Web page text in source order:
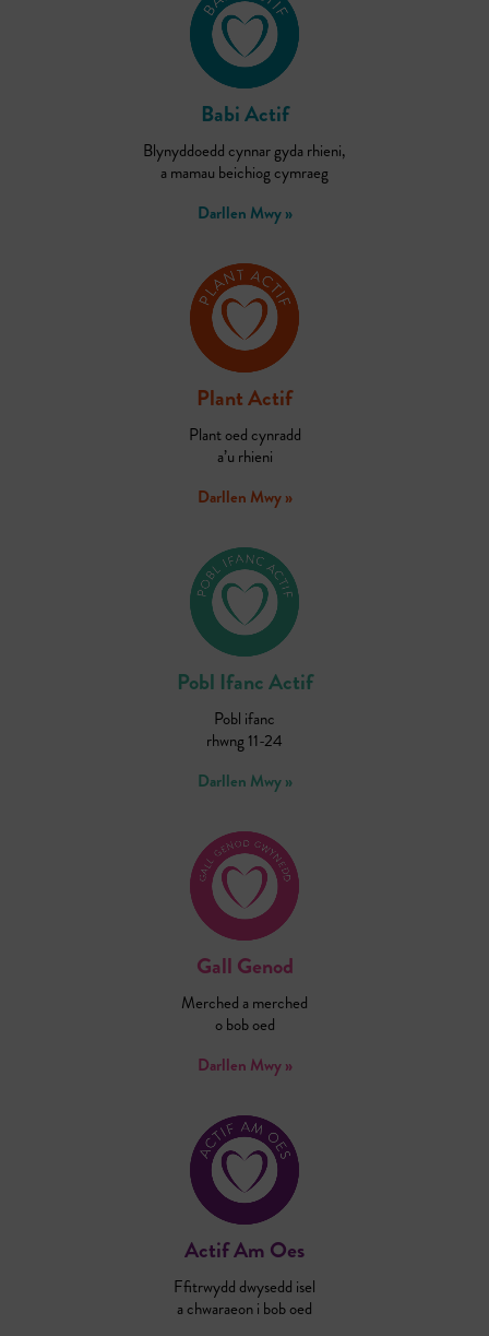
Babi Actif
Blynyddoedd cynnar gyda rhieni,
a mamau beichiog cymraeg
Darllen Mwy »
Plant Actif
Plant oed cynradd
a’u rhieni
Darllen Mwy »
Pobl Ifanc Actif
Pobl ifanc
rhwng 11-24
Darllen Mwy »
Gall Genod
Merched a merched
o bob oed
Darllen Mwy »
Actif Am Oes
Ffitrwydd dwysedd isel
a chwaraeon i bob oed